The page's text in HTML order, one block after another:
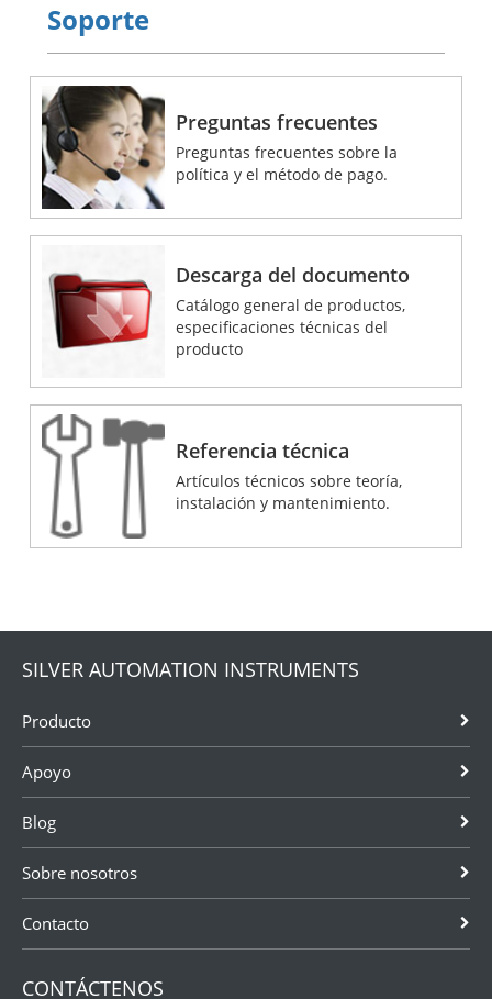
Soporte
Preguntas frecuentes
Preguntas frecuentes sobre la
política y el método de pago.
Descarga del documento
Catálogo general de productos,
especificaciones técnicas del
producto
Referencia técnica
Artículos técnicos sobre teoría,
instalación y mantenimiento.
SILVER AUTOMATION INSTRUMENTS
Producto
Apoyo
Blog
Sobre nosotros
Contacto
CONTÁCTENOS